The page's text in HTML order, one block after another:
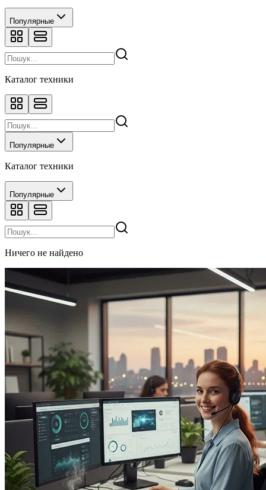
Популярные
Каталог техники
Популярные
Каталог техники
Популярные
Ничего не найдено